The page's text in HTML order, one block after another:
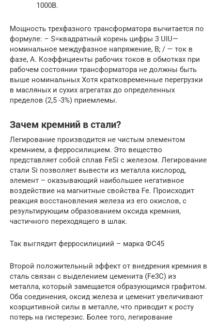
1000В.
Мощность трехфазного трансформатора вычитается по
формуле: – S=квадратный корень цифры 3 UIU—
номинальное междуфазное напряжение, В; / — ток в
фазе, А. Коэффициенты рабочих токов в обмотках при
рабочем состоянии трансформатора не должны быть
выше номинальных Хотя кратковременные перегрузки
в масляных и сухих агрегатах до определенных
пределов (2,5 -3%) приемлемы.
Зачем кремний в стали?
Легирование производится не чистым элементом
кремнием, а ферросилицием. Это вещество
представляет собой сплав FeSi с железом. Легирование
стали Si позволяет вывести из металла кислород,
элемент – оказывающий наибольшее негативное
воздействие на магнитные свойства Fe. Происходит
реакция восстановления железа из его окислов, с
результирующим образованием оксида кремния,
частичного переходящего в шлак.
Так выглядит ферросилициий – марка ФС45
Второй положительный эффект от внедрения кремния в
сталь связан с выделением цеменита (Fе3С) из
металла, который замещается образующимся графитом.
Оба соединения, оксид железа и цеменит увеличивают
коэрцитивной силы в металле, что приводит к росту
потерь на гистерезис. Более того, легирование